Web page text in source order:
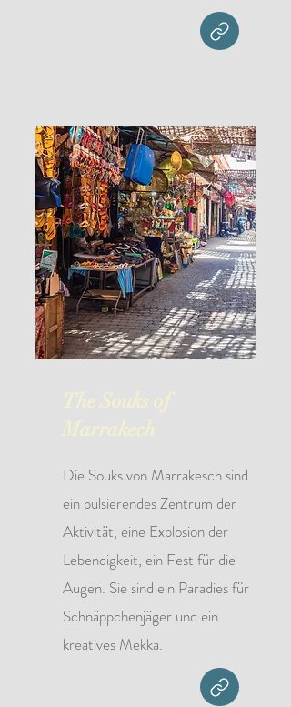
Die Souks von Marrakesch sind
ein pulsierendes Zentrum der
Aktivität, eine Explosion der
Lebendigkeit, ein Fest für die
Augen. Sie sind ein Paradies für
Schnäppchenjäger und ein
kreatives Mekka.